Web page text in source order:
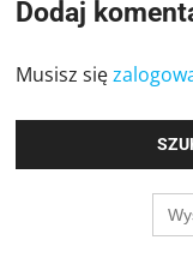
Dodaj
Musisz się
for: